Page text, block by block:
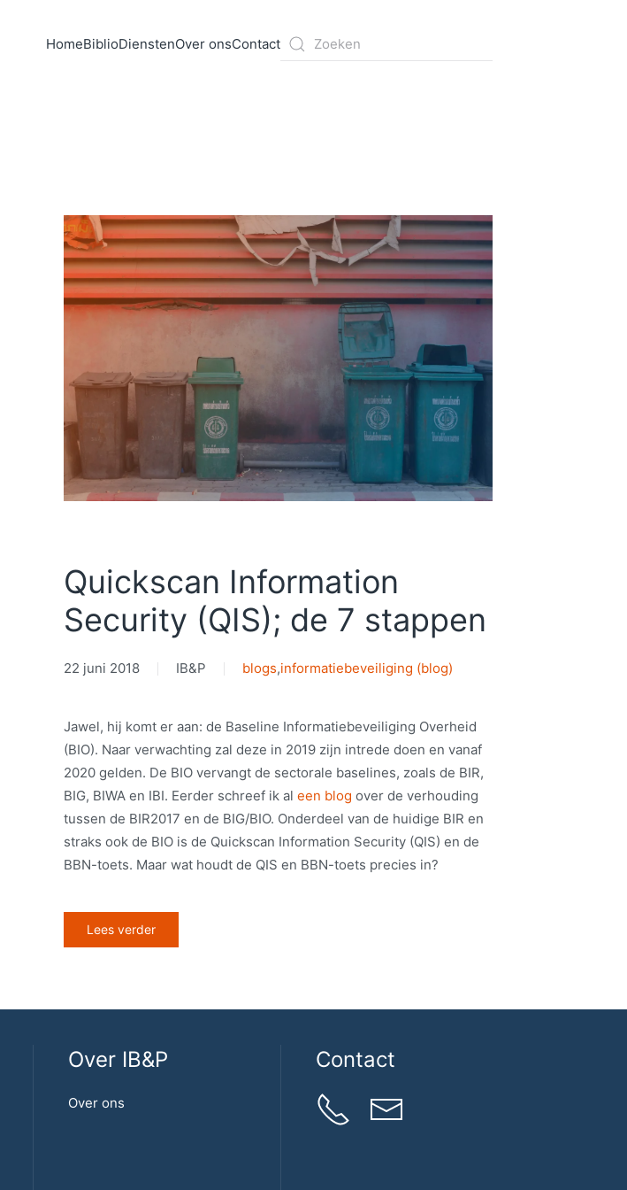
HomeBiblioDienstenOver onsContact
Quickscan Information
Security (QIS); de 7 stappen
22 juni 2018 IB&P blogs,informatiebeveiliging (blog)
Jawel, hij komt er aan: de Baseline Informatiebeveiliging Overheid
(BIO). Naar verwachting zal deze in 2019 zijn intrede doen en vanaf
2020 gelden. De BIO vervangt de sectorale baselines, zoals de BIR,
BIG, BIWA en IBI. Eerder schreef ik al een blog over de verhouding
tussen de BIR2017 en de BIG/BIO. Onderdeel van de huidige BIR en
straks ook de BIO is de Quickscan Information Security (QIS) en de
BBN-toets. Maar wat houdt de QIS en BBN-toets precies in?
Lees verder
Over IB&P
Over ons
Contact